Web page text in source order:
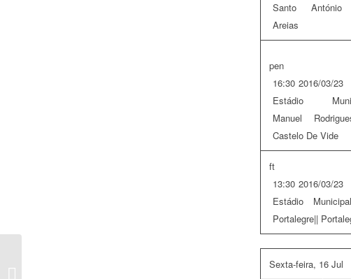
Santo António
Areias
pen
2016/03/23
16:30
Estádio
Manuel
Castelo De Vide
ft
2016/03/23
13:30
Estádio
Portalegre||
Sexta-feira, 16 Jul